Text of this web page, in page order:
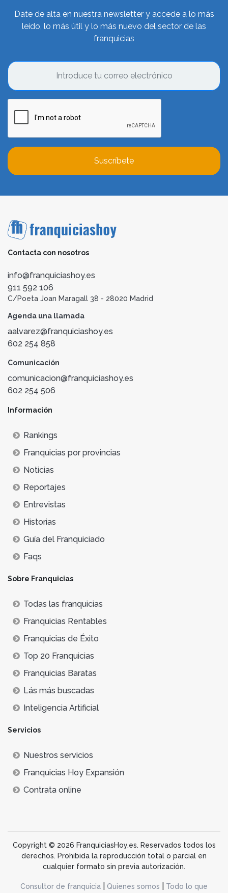
Date de alta en nuestra newsletter y accede a lo más
leído, lo más útil y lo más nuevo del sector de las
franquicias
Suscríbete
Contacta con nosotros
info@franquiciashoy.es
911 592 106
C/Poeta Joan Maragall 38 - 28020 Madrid
Agenda una llamada
aalvarez@franquiciashoy.es
602 254 858
Comunicación
comunicacion@franquiciashoy.es
602 254 506
Información
Rankings
Franquicias por provincias
Noticias
Reportajes
Entrevistas
Historias
Guía del Franquiciado
Faqs
Sobre Franquicias
Todas las franquicias
Franquicias Rentables
Franquicias de Éxito
Top 20 Franquicias
Franquicias Baratas
Lás más buscadas
Inteligencia Artificial
Servicios
Nuestros servicios
Franquicias Hoy Expansión
Contrata online
Copyright © 2026 FranquiciasHoy.es. Reservados todos los
derechos. Prohibida la reproducción total o parcial en
cualquier formato sin previa autorización.
Consultor de franquicia Quienes somos Todo lo que